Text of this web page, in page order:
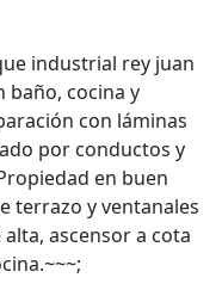
industrial rey juan
baño, cocina y
con láminas
por conductos y
en buen
terrazo y ventanales
ascensor a cota